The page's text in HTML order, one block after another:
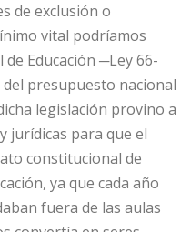
de exclusión o
vital podríamos
Educación ─Ley 66-
del presupuesto nacional
legislación provino a
jurídicas para que el
constitucional de
ya que cada año
fuera de las aulas